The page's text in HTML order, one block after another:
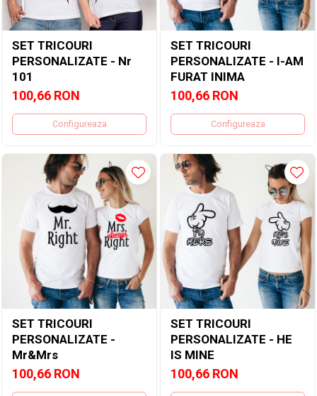
SET TRICOURI
PERSONALIZATE - Nr
101
100,66 RON
Configureaza
SET TRICOURI
PERSONALIZATE - I-AM
FURAT INIMA
100,66 RON
Configureaza
SET TRICOURI
PERSONALIZATE -
Mr&Mrs
100,66 RON
SET TRICOURI
PERSONALIZATE - HE
IS MINE
100,66 RON